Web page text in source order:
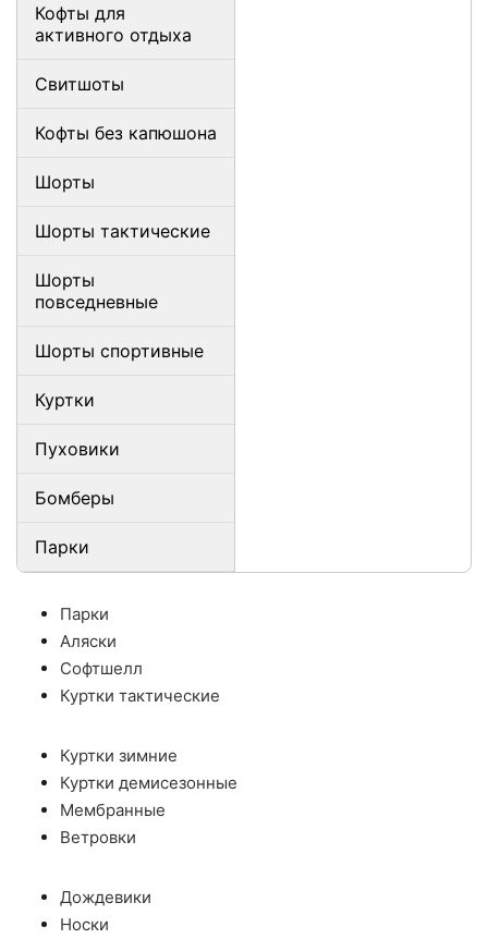
Кофты для
активного отдыха
Свитшоты
Кофты без капюшона
Шорты
Шорты тактические
Шорты
повседневные
Шорты спортивные
Куртки
Пуховики
Бомберы
Парки
Парки
Аляски
Софтшелл
Куртки тактические
Куртки зимние
Куртки демисезонные
Мембранные
Ветровки
Дождевики
Носки